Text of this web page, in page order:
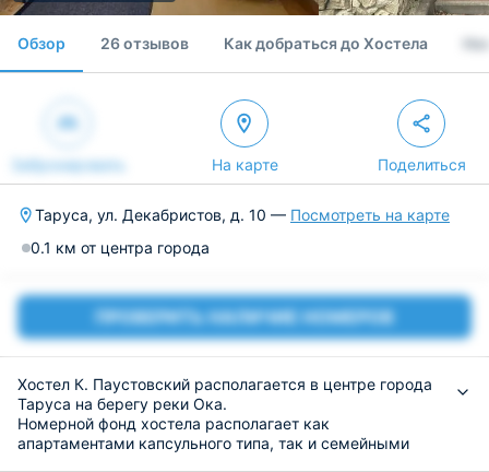
Обзор 26 отзывов Как добраться до Хостела
Забронировать На карте Поделиться
Таруса, ул. Декабристов, д. 10 — Посмотреть на карте
0.1 км от центра города
ПРОВЕРИТЬ НАЛИЧИЕ НОМЕРОВ
Хостел К. Паустовский располагается в центре города
Таруса на берегу реки Ока.
Номерной фонд хостела располагает как
апартаментами капсульного типа, так и семейными